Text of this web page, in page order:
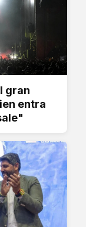
gran
entra